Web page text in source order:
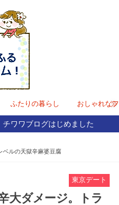
ふたりの暮らし おしゃれな
ワワブログはじめました
ベルの天獄辛麻婆豆腐
東京デート
大ダメージ。トラ